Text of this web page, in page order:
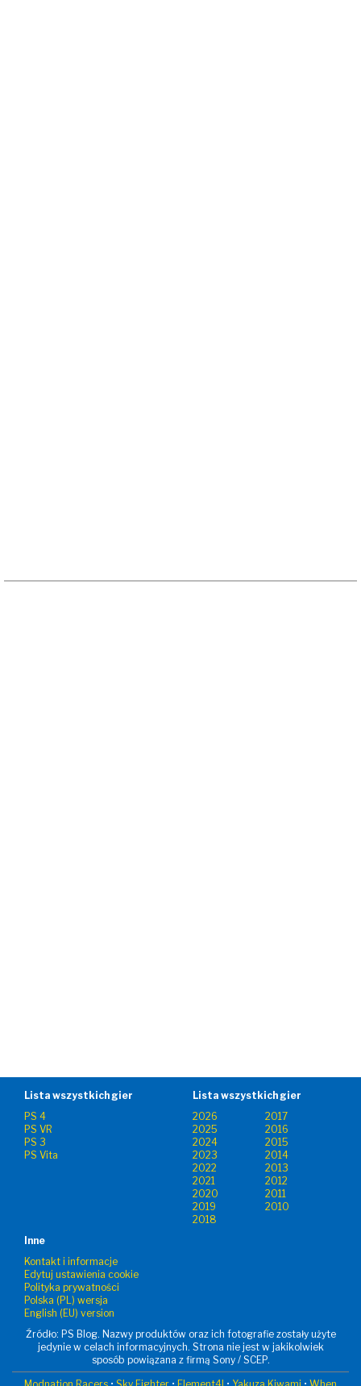
Lista wszystkich gier
PS 4
PS VR
PS 3
PS Vita
Lista wszystkich gier
2026
2017
2025
2016
2024
2015
2023
2014
2022
2013
2021
2012
2020
2011
2019
2010
2018
Inne
Kontakt i informacje
Edytuj ustawienia cookie
Polityka prywatności
Polska (PL) wersja
English (EU) version
Źródło: PS Blog. Nazwy produktów oraz ich fotografie zostały użyte
jedynie w celach informacyjnych. Strona nie jest w jakikolwiek
sposób powiązana z firmą Sony / SCEP.